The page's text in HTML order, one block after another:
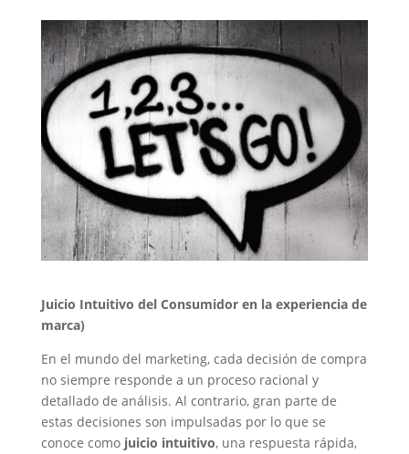
Juicio Intuitivo del Consumidor en la experiencia de
marca)
En el mundo del marketing, cada decisión de compra
no siempre responde a un proceso racional y
detallado de análisis. Al contrario, gran parte de
estas decisiones son impulsadas por lo que se
conoce como juicio intuitivo, una respuesta rápida,